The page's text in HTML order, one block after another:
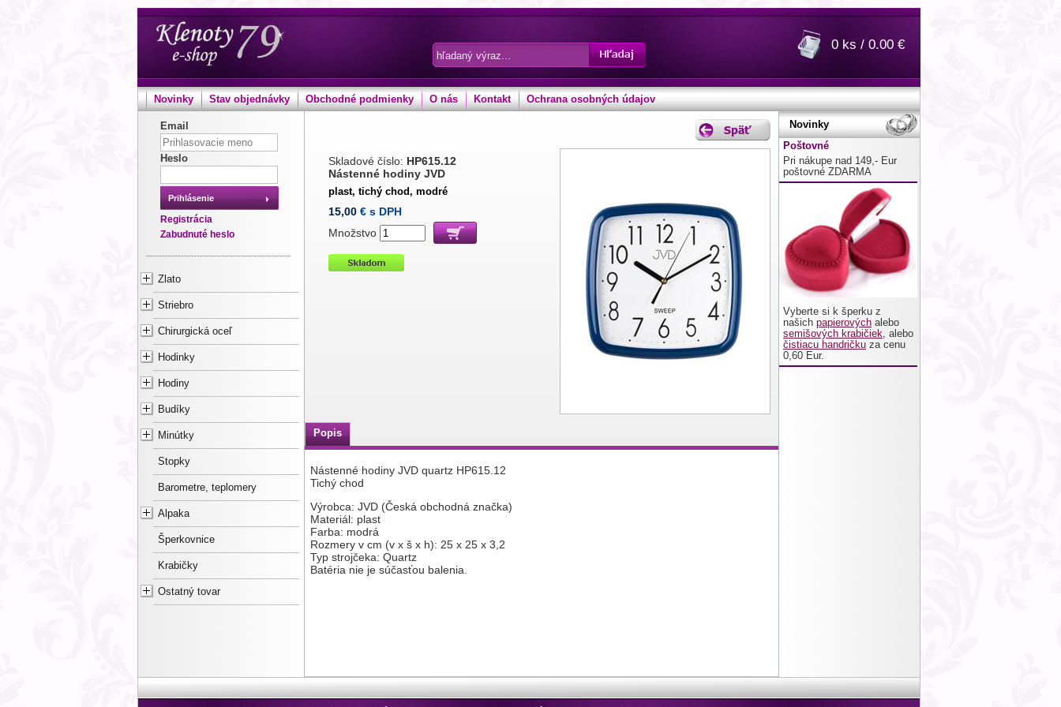
0 ks / 0.00 €
Novinky Stav objednávky Obchodné podmienky O nás Kontakt Ochrana osobných údajov
Email
Heslo
Prihlásenie
Registrácia
Zabudnuté heslo
Zlato
Striebro
Chirurgická oceľ
Hodinky
Hodiny
Budíky
Minútky
Stopky
Barometre, teplomery
Alpaka
Šperkovnice
Krabičky
Ostatný tovar
Skladové číslo: HP615.12
Nástenné hodiny JVD
plast, tichý chod, modré
15,00 € s DPH
Množstvo
Popis
Nástenné hodiny JVD quartz HP615.12
Tichý chod
Výrobca: JVD (Česká obchodná značka)
Materiál: plast
Farba: modrá
Rozmery v cm (v x š x h): 25 x 25 x 3,2
Typ strojčeka: Quartz
Batéria nie je súčasťou balenia.
Novinky
Poštovné
Pri nákupe nad 149,- Eur
poštovné ZDARMA
Vyberte si k šperku z
našich papierových alebo
semišových krabičiek, alebo
čistiacu handričku za cenu
0,60 Eur.